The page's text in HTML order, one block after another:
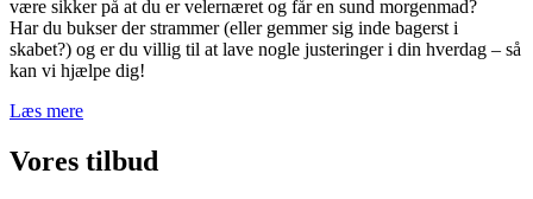
være sikker på at du er velernæret og får en sund morgenmad?
Har du bukser der strammer (eller gemmer sig inde bagerst i
skabet?) og er du villig til at lave nogle justeringer i din hverdag – så
kan vi hjælpe dig!
Læs mere
Vores tilbud